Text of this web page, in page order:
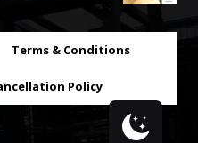
Terms & Conditions
Policy